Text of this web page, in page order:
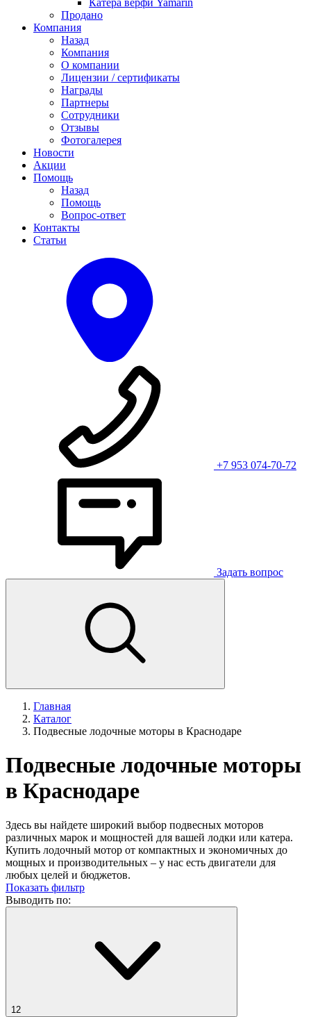
Катера верфи Yamarin
Продано
Компания
Назад
Компания
О компании
Лицензии / сертификаты
Награды
Партнеры
Сотрудники
Отзывы
Фотогалерея
Новости
Акции
Помощь
Назад
Помощь
Вопрос-ответ
Контакты
Статьи
+7 953 074-70-72
Задать вопрос
Главная
Каталог
Подвесные лодочные моторы в Краснодаре
Подвесные лодочные моторы
в Краснодаре
Здесь вы найдете широкий выбор подвесных моторов
различных марок и мощностей для вашей лодки или катера.
Купить лодочный мотор от компактных и экономичных до
мощных и производительных – у нас есть двигатели для
любых целей и бюджетов.
Показать фильтр
Выводить по:
12